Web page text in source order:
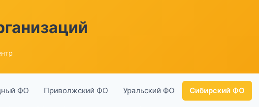
ФО Приволжский ФО Уральский ФО Сибирский ФО